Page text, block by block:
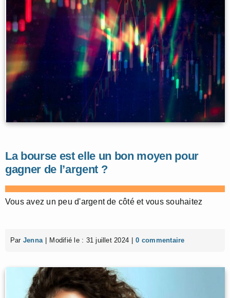
La bourse est elle un bon moyen pour
gagner de l’argent ?
Vous avez un peu d'argent de côté et vous souhaitez
Par Jenna Modifié le : 31 juillet 2024 0 commentaire